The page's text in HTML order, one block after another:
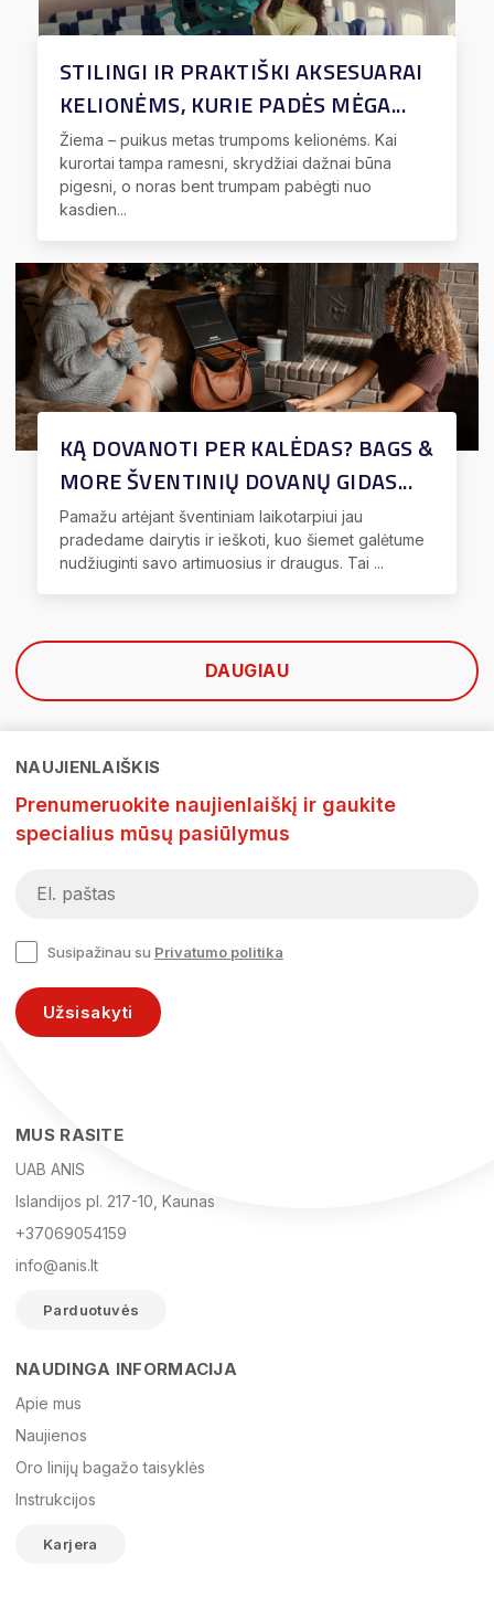
STILINGI IR PRAKTIŠKI AKSESUARAI
KELIONĖMS, KURIE PADĖS MĖGA...
Žiema – puikus metas trumpoms kelionėms. Kai
kurortai tampa ramesni, skrydžiai dažnai būna
pigesni, o noras bent trumpam pabėgti nuo
kasdien...
KĄ DOVANOTI PER KALĖDAS? BAGS &
MORE ŠVENTINIŲ DOVANŲ GIDAS...
Pamažu artėjant šventiniam laikotarpiui jau
pradedame dairytis ir ieškoti, kuo šiemet galėtume
nudžiuginti savo artimuosius ir draugus. Tai ...
DAUGIAU
El. paštas
Žinutė
NAUJIENLAIŠKIS
Prenumeruokite naujienlaiškį ir gaukite
specialius mūsų pasiūlymus
Susipažinau su Privatumo politika
Užsisakyti
MUS RASITE
UAB ANIS
Islandijos pl. 217-10, Kaunas
+37069054159
info@anis.lt
Parduotuvės
NAUDINGA INFORMACIJA
Apie mus
Naujienos
Oro linijų bagažo taisyklės
Instrukcijos
Karjera